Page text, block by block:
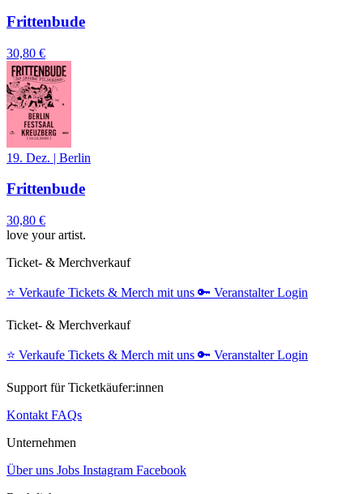
Frittenbude
30,80 €
19. Dez. | Berlin
Frittenbude
30,80 €
love your artist.
Ticket- & Merchverkauf
⭐️ Verkaufe Tickets & Merch mit uns 🔑 Veranstalter Login
Ticket- & Merchverkauf
⭐️ Verkaufe Tickets & Merch mit uns 🔑 Veranstalter Login
Support für Ticketkäufer:innen
Kontakt FAQs
Unternehmen
Über uns Jobs Instagram Facebook